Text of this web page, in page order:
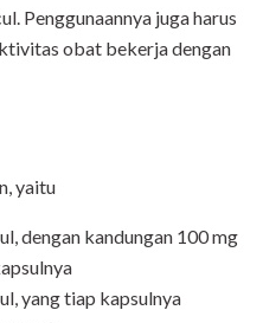
Penggunaannya juga harus
obat bekerja dengan
yaitu
dengan kandungan 100 mg
yang tiap kapsulnya